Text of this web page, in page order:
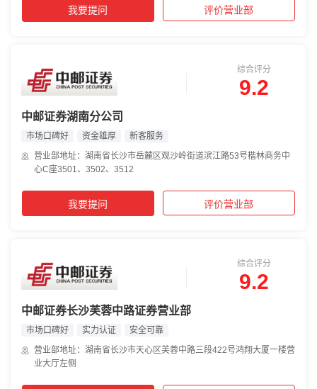
我要提问 评价营业部
综合评分
9.2
中邮证券湖南分公司
市场口碑好 资金雄厚
新客服务
营业部地址：湖南省长沙市岳麓区观沙岭街道滨江路53号楷林商务中
心C座3501、3502、3512
我要提问 评价营业部
综合评分
9.2
中邮证券长沙芙蓉中路证券营业部
市场口碑好 实力认证
安全可靠
营业部地址：湖南省长沙市天心区芙蓉中路三段422号鸿翔大厦一楼营
业大厅左侧